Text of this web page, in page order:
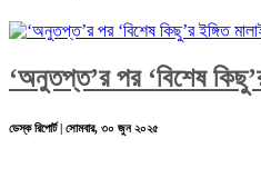
‘অনুতপ্ত’র পর ‘বিশেষ
ডেস্ক রিপোর্ট | সোমবার, ৩০ জুন ২০২৫